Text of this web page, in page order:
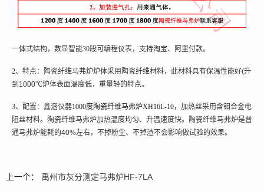
一体式结构，数显智能30段可编程仪表，支持淘宝、阿里付款。
2、 特点： 陶瓷纤维马弗炉炉体采用陶瓷纤维材料，此材料具有保温性能好(升
到 1000℃炉体表面温度低， 重量轻的特点。
3、 配置： 鑫涵仪器1000度陶瓷纤维马弗炉XH16L-10， 加热丝采用含钼合金电
阻丝材料。陶瓷纤维马弗炉加热温度均匀、升温速度快。
陶瓷纤维马弗炉是普
通马弗炉能耗的40%左右，不掉粉尘、不掉渣不会影响做试验的效果。
上一个： 禹州市灰分测定马弗炉HF-7LA